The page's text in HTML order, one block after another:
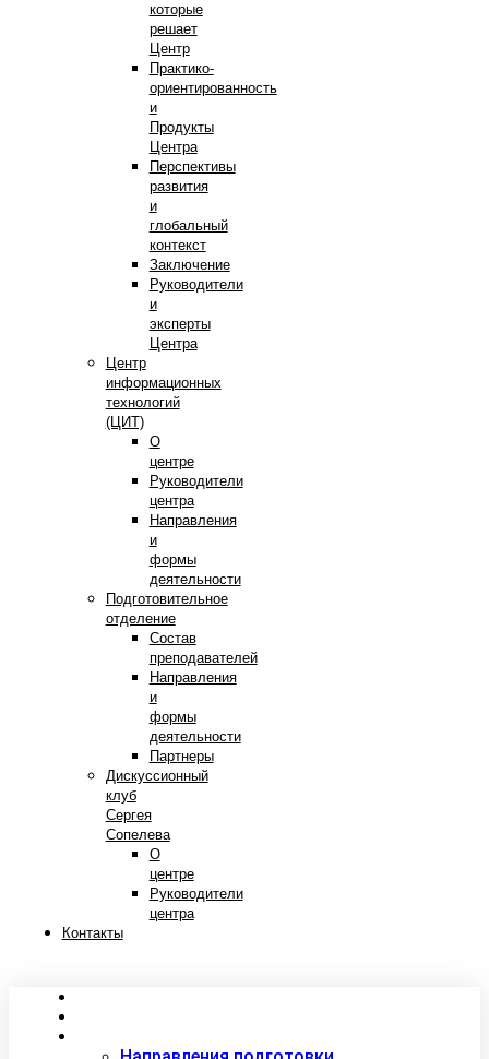
которые
решает
Центр
Практико-
ориентированность
и
Продукты
Центра
Перспективы
развития
и
глобальный
контекст
Заключение
Руководители
и
эксперты
Центра
Центр
информационных
технологий
(ЦИТ)
О
центре
Руководители
центра
Направления
и
формы
деятельности
Подготовительное
отделение
Состав
преподавателей
Направления
и
формы
деятельности
Партнеры
Дискуссионный
клуб
Сергея
Сопелева
О
центре
Руководители
центра
Контакты